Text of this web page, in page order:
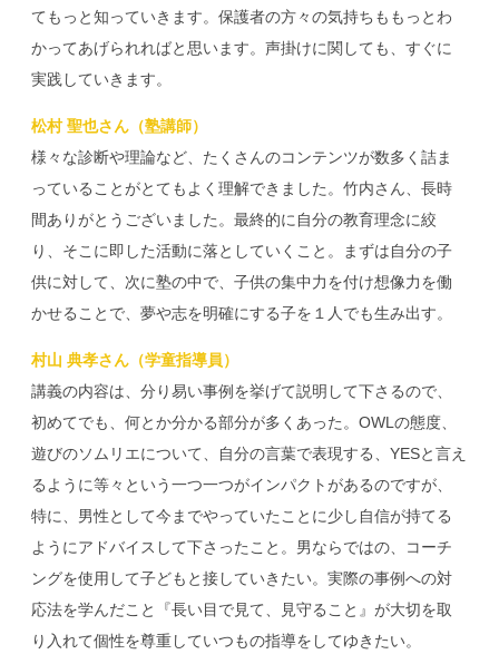
てもっと知っていきます。保護者の方々の気持ちももっとわ
かってあげられればと思います。声掛けに関しても、すぐに
実践していきます。
松村 聖也さん（塾講師）
様々な診断や理論など、たくさんのコンテンツが数多く詰ま
っていることがとてもよく理解できました。竹内さん、長時
間ありがとうございました。最終的に自分の教育理念に絞
り、そこに即した活動に落としていくこと。まずは自分の子
供に対して、次に塾の中で、子供の集中力を付け想像力を働
かせることで、夢や志を明確にする子を１人でも生み出す。
村山 典孝さん（学童指導員）
講義の内容は、分り易い事例を挙げて説明して下さるので、
初めてでも、何とか分かる部分が多くあった。OWLの態度、
遊びのソムリエについて、自分の言葉で表現する、YESと言え
るように等々という一つ一つがインパクトがあるのですが、
特に、男性として今までやっていたことに少し自信が持てる
ようにアドバイスして下さったこと。男ならではの、コーチ
ングを使用して子どもと接していきたい。実際の事例への対
応法を学んだこと『長い目で見て、見守ること』が大切を取
り入れて個性を尊重していつもの指導をしてゆきたい。